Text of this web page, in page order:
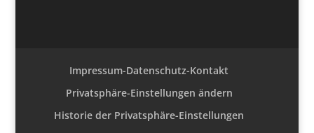
Impressum-Datenschutz-Kontakt
Privatsphäre-Einstellungen ändern
Historie der Privatsphäre-Einstellungen